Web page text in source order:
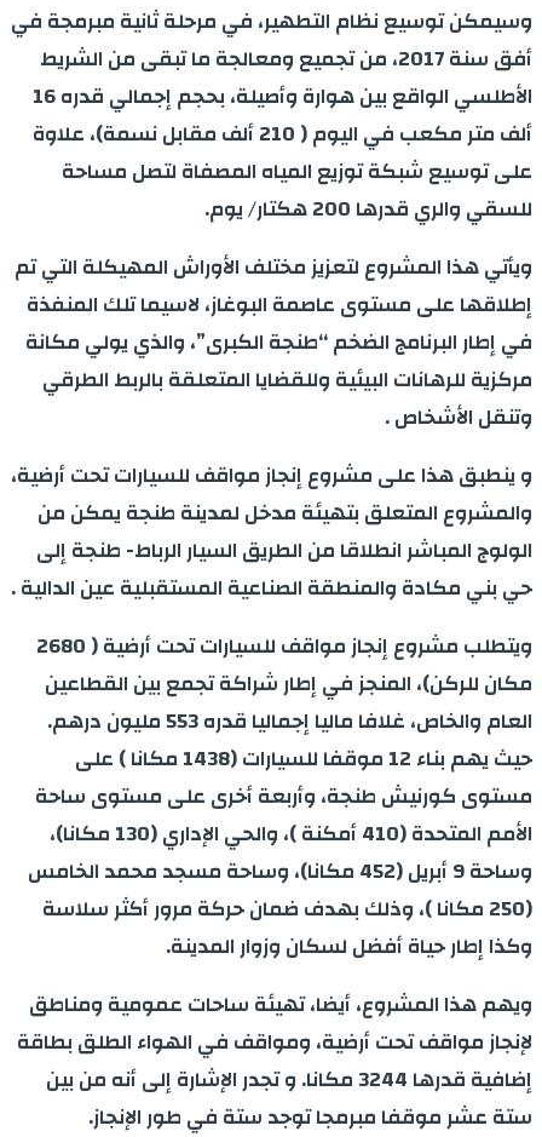
وسيمكن توسيع نظام التطهير، في مرحلة ثانية مبرمجة في
أفق سنة 2017، من تجميع ومعالجة ما تبقى من الشريط
الأطلسي الواقع بين هوارة وأصيلة، بحجم إجمالي قدره 16
ألف متر مكعب في اليوم ( 210 ألف مقابل نسمة)، علاوة
على توسيع شبكة توزيع المياه المصفاة لتصل مساحة
للسقي والري قدرها 200 هكتار/ يوم
.
ويأتي هذا المشروع لتعزيز مختلف الأوراش المهيكلة التي تم
إطلاقها على مستوى عاصمة البوغاز، لاسيما تلك المنفذة
في إطار البرنامج الضخم “طنجة الكبرى”، والذي يولي مكانة
مركزية للرهانات البيئية وللقضايا المتعلقة بالربط الطرقي
وتنقل الأشخاص.
و ينطبق هذا على مشروع إنجاز مواقف للسيارات تحت أرضية،
والمشروع المتعلق بتهيئة مدخل لمدينة طنجة يمكن من
الولوج المباشر انطلاقا من الطريق السيار الرباط- طنجة إلى
حي بني مكادة والمنطقة الصناعية المستقبلية عين الدالية.
ويتطلب مشروع إنجاز مواقف للسيارات تحت أرضية ( 2680
مكان للركن)، المنجز في إطار شراكة تجمع بين القطاعين
العام والخاص، غلافا ماليا إجماليا قدره 553 مليون درهم.
حيث يهم بناء 12 موقفا للسيارات (1438 مكانا ) على
مستوى كورنيش طنجة، وأربعة أخرى على مستوى ساحة
الأمم المتحدة (410 أمكنة )، والحي الإداري (130 مكانا)،
وساحة 9 أبريل (452 مكانا)، وساحة مسجد محمد الخامس
(250 مكانا )، وذلك بهدف ضمان حركة مرور أكثر سلاسة
وكذا إطار حياة أفضل لسكان وزوار المدينة.
ويهم هذا المشروع، أيضا، تهيئة ساحات عمومية ومناطق
لإنجاز مواقف تحت أرضية، ومواقف في الهواء الطلق بطاقة
إضافية قدرها 3244 مكانا. و تجدر الإشارة إلى أنه من بين
ستة عشر موقفا مبرمجا توجد ستة في طور الإنجاز.